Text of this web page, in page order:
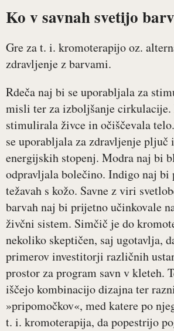
Ko v savnah svetijo
Gre za t. i. kromoterapijo oz.
zdravljenje z barvami.
Rdeča naj bi se uporabljala za
misli ter za izboljšanje cirkulacije.
stimulirala živce in očiščevala
se uporabljala za zdravljenje pljuč
energijskih stopenj. Modra naj bi
odpravljala bolečino. Indigo naj bi
težavah s kožo. Savne z viri
barvah naj bi prijetno učinkovale
živčni sistem. Simčič je do
nekoliko skeptičen, saj ugotavlja,
primerov investitorji različnih
prostor za program savn v kleteh.
iščejo kombinacijo dizajna ter
»pripomočkov«, med katere po
t. i. kromoterapija, da popestrijo